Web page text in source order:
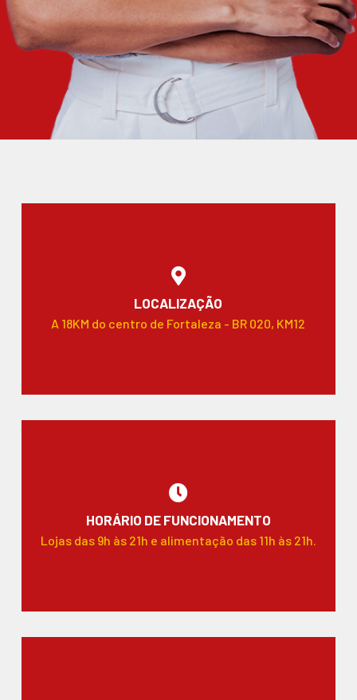
LOCALIZAÇÃO
A 18KM do centro de Fortaleza - BR 020, KM12
HORÁRIO DE FUNCIONAMENTO
Lojas das 9h às 21h e alimentação das 11h às 21h.